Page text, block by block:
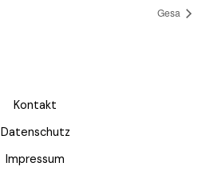
Gesa
Kontakt
Datenschutz
Impressum